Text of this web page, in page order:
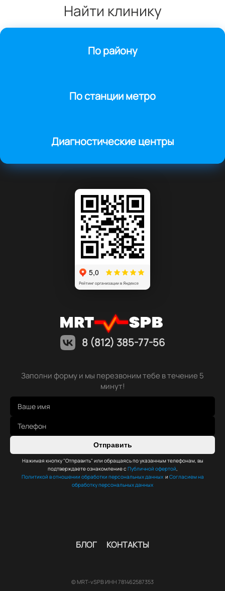
Найти клинику
По району
По станции метро
Диагностические центры
8 (812) 385-77-56
Заполни форму и мы перезвоним тебе в течение 5
минут!
Отправить
Нажимая кнопку "Отправить" или обращаясь по указанным телефонам, вы
подтверждаете ознакомление с Публичной офертой
Политикой в отношении обработки персональных данных и Согласием на
обработку персональных данных
БЛОГ КОНТАКТЫ
© MRT-vSPB ИНН 781462587353